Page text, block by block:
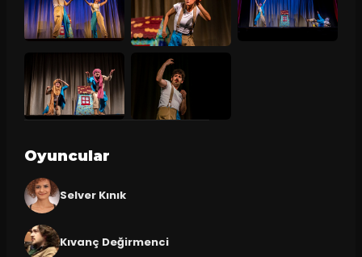
Oyuncular
Selver Kınık
Kıvanç Değirmenci